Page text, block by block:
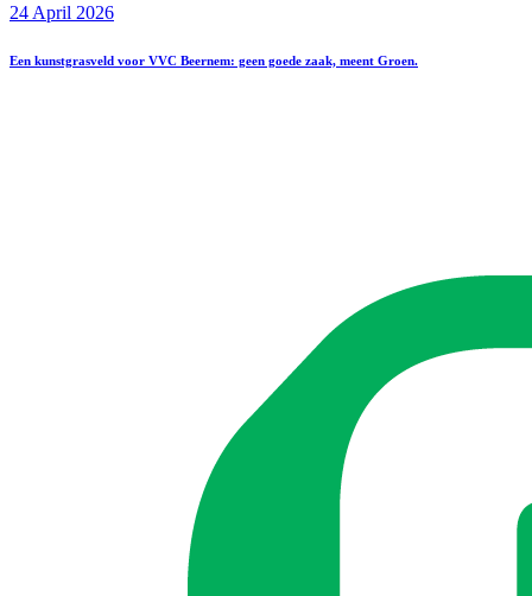
24 April 2026
Een kunstgrasveld voor VVC Beernem: geen goede zaak, meent Groen.